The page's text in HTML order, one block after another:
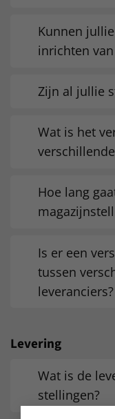
Kunnen
inrichten
Zijn al jullie
Wat is het
Hoe lang
Is er een
tussen
leveranciers?
Levering
Wat is de
stellingen?